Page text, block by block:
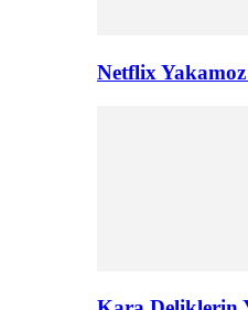
Netflix